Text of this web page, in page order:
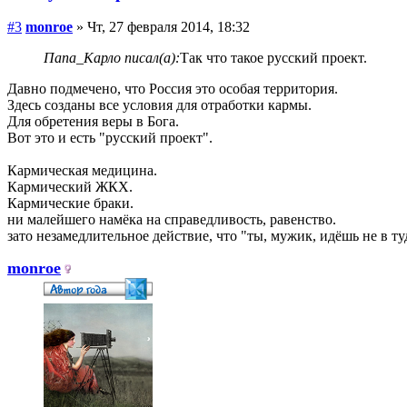
#3 monroe » Чт, 27 февраля 2014, 18:32
Папа_Карло писал(а):Так что такое русский проект.
Давно подмечено, что Россия это особая территория.
Здесь созданы все условия для отработки кармы.
Для обретения веры в Бога.
Вот это и есть "русский проект".
Кармическая медицина.
Кармический ЖКХ.
Кармические браки.
ни малейшего намёка на справедливость, равенство.
зато незамедлительное действие, что "ты, мужик, идёшь не в
monroe